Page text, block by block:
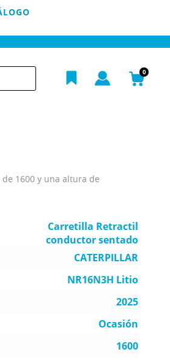
EMPRESA
0
1600 y una altura de
Carretilla Retractil
conductor sentado
CATERPILLAR
NR16N3H Litio
2025
Ocasión
1600